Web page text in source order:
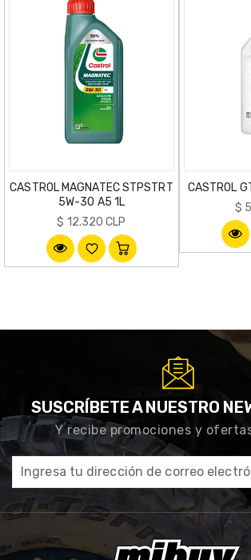
CASTROL MAGNATEC STPSTRT
5W-30 A5 1L
Precio
habitual
$ 12.320 CLP
CASTROL
$
SUSCRÍBETE A NUESTRO
Y recibe promociones y